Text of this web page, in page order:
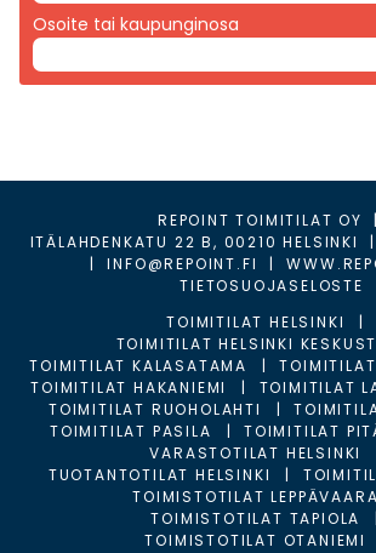
Osoite tai kaupunginosa
REPOINT TOIMITILAT OY
|
ITÄLAHDENKATU 22 B, 00210 HELSINKI
|INFO@REPOINT.FI |
TIETOSUOJASELOSTE
TOIMITILAT HELSINKI
TOIMITILAT HELSINKI
TOIMITILAT KALASATAMA
TOIMITILAT HAKANIEMI
TOIMITILAT
TOIMITILAT RUOHOLAHTI
TOIMITILAT PASILA
TOIMITILAT
VARASTOTILAT HELSINKI
TUOTANTOTILAT HELSINKI
TOIMISTOTILAT LEPPÄVAARA
TOIMISTOTILAT TAPIOLA
TOIMISTOTILAT OTANIEMI